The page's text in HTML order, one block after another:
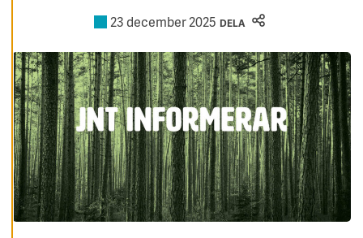
L
A
A
C
C
E
P
T
E
R
A
A
L
L
23 december 2025 DELA